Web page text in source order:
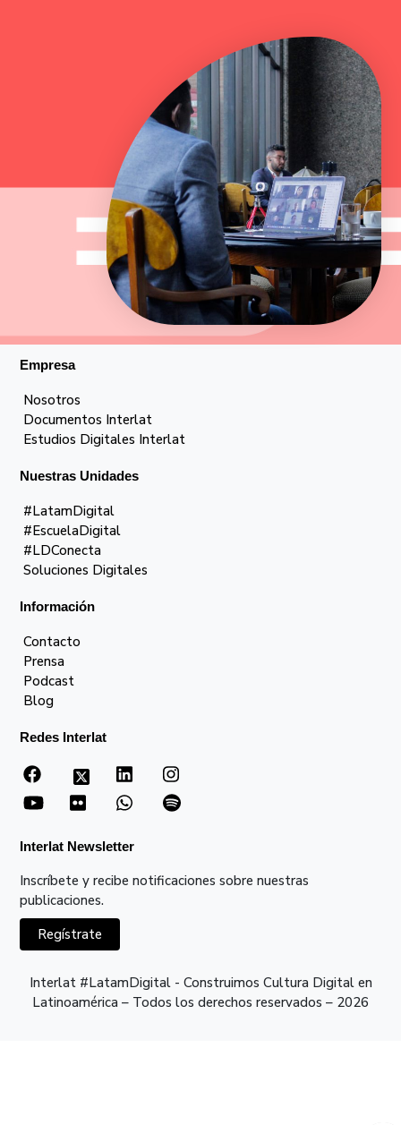
Empresa
Nosotros
Documentos Interlat
Estudios Digitales Interlat
Nuestras Unidades
#LatamDigital
#EscuelaDigital
#LDConecta
Soluciones Digitales
Información
Contacto
Prensa
Podcast
Blog
Redes Interlat
Interlat Newsletter
Inscríbete y recibe notificaciones sobre nuestras
publicaciones.
Regístrate
Interlat #LatamDigital - Construimos Cultura Digital en
Latinoamérica – Todos los derechos reservados – 2026